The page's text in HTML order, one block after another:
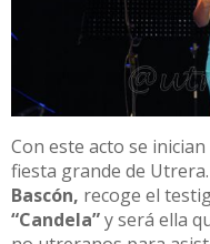
Con este acto se
fiesta grande de
Bascón, recoge el
“Candela”y será ella